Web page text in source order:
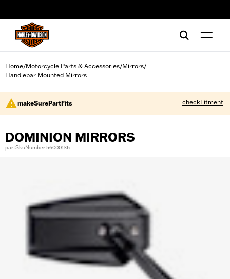
Home/Motorcycle Parts & Accessories/Mirrors/
Handlebar Mounted Mirrors
makeSurePartFits checkFitment
DOMINION MIRRORS
partSkuNumber 56000136